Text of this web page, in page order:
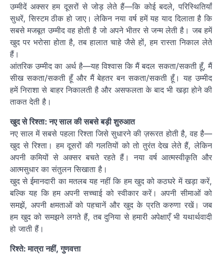
उम्मीदें अक्सर हम दूसरों से जोड़ लेते हैं—कि कोई बदले, परिस्थितियाँ
सुधरें, सिस्टम ठीक हो जाए। लेकिन नया वर्ष हमें यह याद दिलाता है कि
सबसे मजबूत उम्मीद वह होती है जो अपने भीतर से जन्म लेती है। जब हमें
खुद पर भरोसा होता है, तब हालात चाहे जैसे हों, हम रास्ता निकाल लेते
हैं।
आंतरिक उम्मीद का अर्थ है—यह विश्वास कि मैं बदल सकता/सकती हूँ, मैं
सीख सकता/सकती हूँ और मैं बेहतर बन सकता/सकती हूँ। यह उम्मीद
हमें निराशा से बाहर निकालती है और असफलता के बाद भी खड़ा होने की
ताकत देती है।
खुद से रिश्ता: नए साल की सबसे बड़ी शुरुआत
नए साल में सबसे पहला रिश्ता जिसे सुधारने की ज़रूरत होती है, वह है—
खुद से रिश्ता। हम दूसरों की गलतियों को तो तुरंत देख लेते हैं, लेकिन
अपनी कमियों से अक्सर बचते रहते हैं। नया वर्ष आत्मस्वीकृति और
आत्मसुधार का संतुलन सिखाता है।
खुद से ईमानदारी का मतलब यह नहीं कि हम खुद को कठघरे में खड़ा करें,
बल्कि यह कि हम अपनी सच्चाई को स्वीकार करें। अपनी सीमाओं को
समझें, अपनी क्षमताओं को पहचानें और खुद के प्रति करुणा रखें। जब
हम खुद को समझने लगते हैं, तब दुनिया से हमारी अपेक्षाएँ भी यथार्थवादी
हो जाती हैं।
रिश्ते: मात्रा नहीं, गुणवत्ता